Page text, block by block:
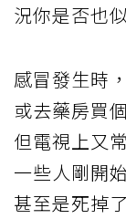
況你是否也
感冒發生時
或去藥房買個
但電視上又
一些人剛開
甚至是死掉